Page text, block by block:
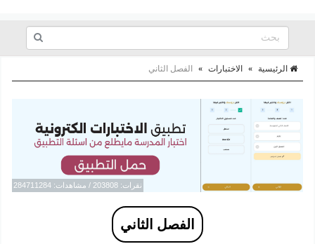
الرئيسية » الاختبارات » الفصل الثاني
نقرات: 203808 / مشاهدات: 284711284
الفصل الثاني